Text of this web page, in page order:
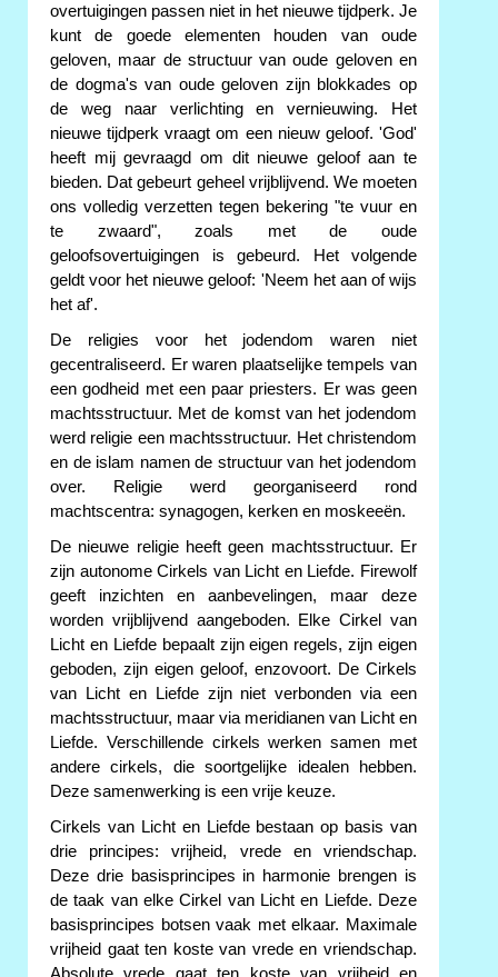
overtuigingen passen niet in het nieuwe tijdperk. Je
kunt de goede elementen houden van oude
geloven, maar de structuur van oude geloven en
de dogma's van oude geloven zijn blokkades op
de weg naar verlichting en vernieuwing. Het
nieuwe tijdperk vraagt om een nieuw geloof. 'God'
heeft mij gevraagd om dit nieuwe geloof aan te
bieden. Dat gebeurt geheel vrijblijvend. We moeten
ons volledig verzetten tegen bekering "te vuur en
te zwaard", zoals met de oude
geloofsovertuigingen is gebeurd. Het volgende
geldt voor het nieuwe geloof: 'Neem het aan of wijs
het af'.
De religies voor het jodendom waren niet
gecentraliseerd. Er waren plaatselijke tempels van
een godheid met een paar priesters. Er was geen
machtsstructuur. Met de komst van het jodendom
werd religie een machtsstructuur. Het christendom
en de islam namen de structuur van het jodendom
over. Religie werd georganiseerd rond
machtscentra: synagogen, kerken en moskeeën.
De nieuwe religie heeft geen machtsstructuur. Er
zijn autonome Cirkels van Licht en Liefde. Firewolf
geeft inzichten en aanbevelingen, maar deze
worden vrijblijvend aangeboden. Elke Cirkel van
Licht en Liefde bepaalt zijn eigen regels, zijn eigen
geboden, zijn eigen geloof, enzovoort. De Cirkels
van Licht en Liefde zijn niet verbonden via een
machtsstructuur, maar via meridianen van Licht en
Liefde. Verschillende cirkels werken samen met
andere cirkels, die soortgelijke idealen hebben.
Deze samenwerking is een vrije keuze.
Cirkels van Licht en Liefde bestaan op basis van
drie principes: vrijheid, vrede en vriendschap.
Deze drie basisprincipes in harmonie brengen is
de taak van elke Cirkel van Licht en Liefde. Deze
basisprincipes botsen vaak met elkaar. Maximale
vrijheid gaat ten koste van vrede en vriendschap.
Absolute vrede gaat ten koste van vrijheid en